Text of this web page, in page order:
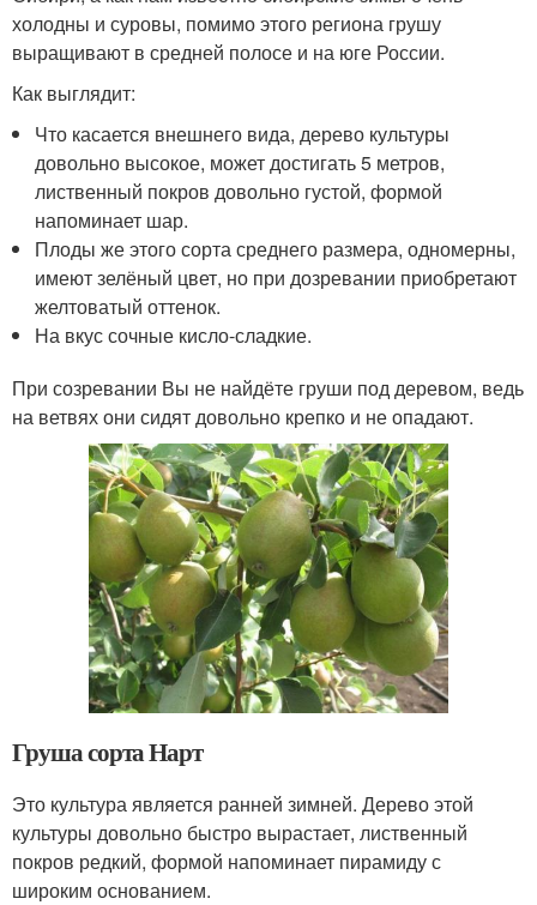
холодны и суровы, помимо этого региона грушу
выращивают в средней полосе и на юге России.
Как выглядит:
Что касается внешнего вида, дерево культуры
довольно высокое, может достигать 5 метров,
лиственный покров довольно густой, формой
напоминает шар.
Плоды же этого сорта среднего размера, одномерны,
имеют зелёный цвет, но при дозревании приобретают
желтоватый оттенок.
На вкус сочные кисло-сладкие.
При созревании Вы не найдёте груши под деревом, ведь
на ветвях они сидят довольно крепко и не опадают.
Груша сорта Нарт
Это культура является ранней зимней. Дерево этой
культуры довольно быстро вырастает, лиственный
покров редкий, формой напоминает пирамиду с
широким основанием.